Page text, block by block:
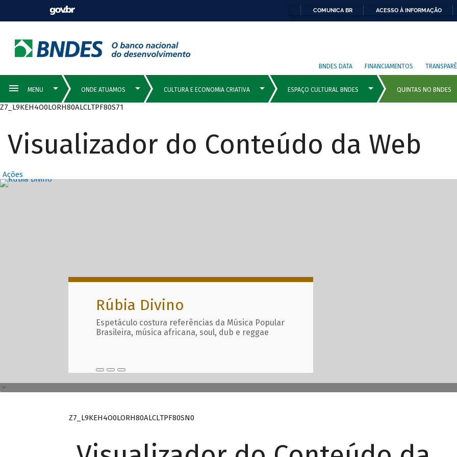
COMUNICA BR ACESSO À INFORMAÇÃO
BNDES DATA FINANCIAMENTOS
Z7_L9KEH4O0LORH80ALCLTPF80S71
Visualizador do Conteúdo da Web
Ações
Destaques Principais com
Rúbia Divino
Espetáculo costura referências da Música Popular
Brasileira, música africana, soul, dub e reggae
Z7_L9KEH4O0LORH80ALCLTPF80SN0